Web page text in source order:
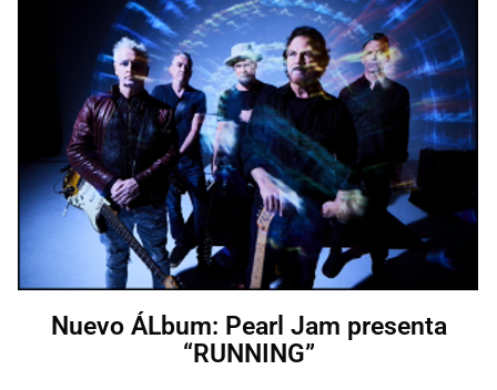
Nuevo ÁLbum: Pearl Jam presenta
“RUNNING”